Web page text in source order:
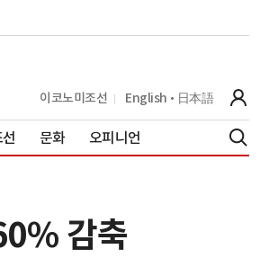
이코노미조선 English 日本語
문화 오피니언
감축